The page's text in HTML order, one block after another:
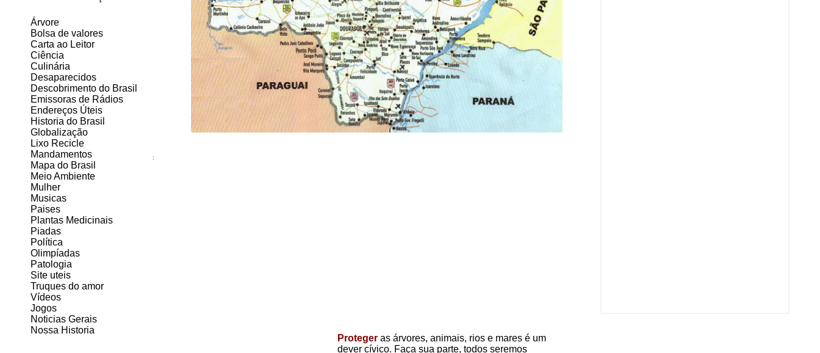
Árvore
Bolsa de valores
Carta ao Leitor
Ciência
Culinária
Desaparecidos
Descobrimento do Brasil
Emissoras de Rádios
Endereços Úteis
Historia do Brasil
Globalização
Lixo Recicle
Mandamentos
Mapa do Brasil
Meio Ambiente
Mulher
Musicas
Paises
Plantas Medicinais
Piadas
Política
Olimpíadas
Patologia
Site uteis
Truques do amor
Vídeos
Jogos
Noticias Gerais
Nossa Historia
:
Proteger as árvores, animais, rios e mares é um
dever cívico. Faça sua parte, todos seremos